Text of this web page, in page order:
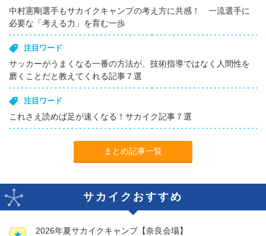
中村憲剛選手もサカイクキャンプの考え方に共感！ 一流選手に
必要な「考える力」を育む一歩
注目ワード
サッカーがうまくなる一番の方法が、技術指導ではなく人間性を
磨くことだと教えてくれる記事７選
注目ワード
これさえ読めば足が速くなる！サカイク記事７選
まとめ記事一覧
サカイクおすすめ
2026年夏サカイクキャンプ【奈良会場】